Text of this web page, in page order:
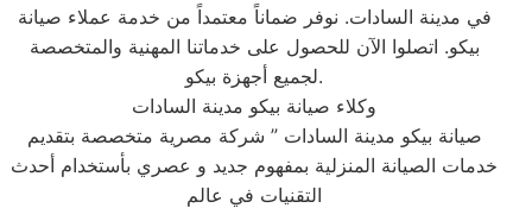
في مدينة السادات. نوفر ضماناً معتمداً من خدمة عملاء صيانة
بيكو. اتصلوا الآن للحصول على خدماتنا المهنية والمتخصصة
لجميع أجهزة بيكو.
وكلاء صيانة بيكو مدينة السادات
صيانة بيكو مدينة السادات ” شركة مصرية متخصصة بتقديم
خدمات الصيانة المنزلية بمفهوم جديد و عصري بأستخدام أحدث
التقنيات في عالم